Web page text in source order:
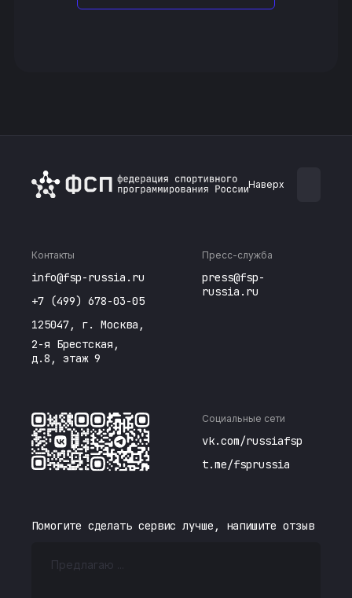
Наверх
Контакты
info@fsp-russia.ru
+7 (499) 678-03-05
125047, г. Москва,
2-я Брестская,
д.8, этаж 9
Пресс-служба
press@fsp-
russia.ru
Социальные сети
vk.com/russiafsp
t.me/fsprussia
Помогите сделать сервис лучше, напишите отзыв